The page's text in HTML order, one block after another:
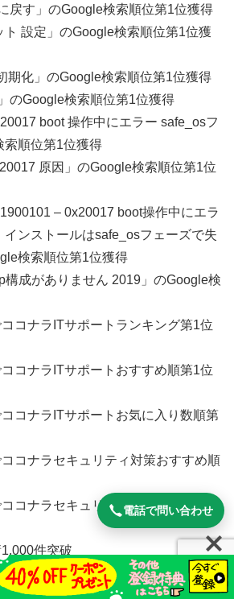
戻す」のGoogle検索順位第1位獲得
ト 設定」のGoogle検索順位第1位獲
期化」のGoogle検索順位第1位獲得
のGoogle検索順位第1位獲得
boot 操作中にエラー safe_osフ
索順位第1位獲得
原因」のGoogle検索順位第1位
– 0x20017 boot操作中にエラ
インストールはsafe_osフェーズで失
検索順位第1位獲得
構成がありません 2019」のGoogle検
ココナラITサポートランキング第1位
ココナラITサポートおすすめ順第1位
ココナラITサポートお気に入り数順第
ココナラセキュリティ対策おすすめ順
コナラセキュリティ対策お気に入り
件突破
クプラチナ獲得
ン口コミランキング桃谷駅エリア
電話で問い合わせ